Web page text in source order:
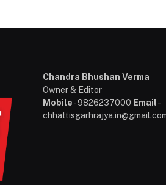
Chandra Bhushan Verma
Owner & Editor
Mobile- 9826237000 Email-